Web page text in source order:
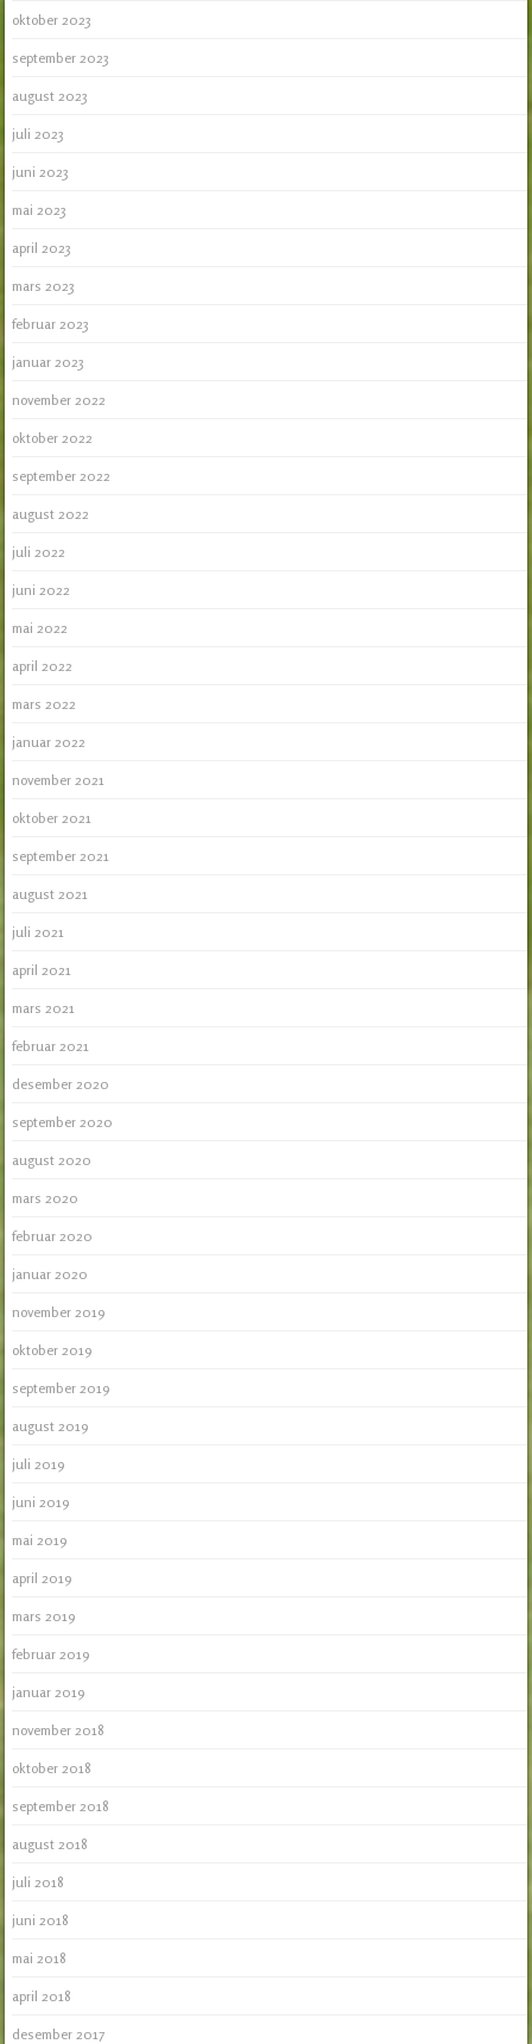
oktober 2023
september 2023
august 2023
juli 2023
juni 2023
mai 2023
april 2023
mars 2023
februar 2023
januar 2023
november 2022
oktober 2022
september 2022
august 2022
juli 2022
juni 2022
mai 2022
april 2022
mars 2022
januar 2022
november 2021
oktober 2021
september 2021
august 2021
juli 2021
april 2021
mars 2021
februar 2021
desember 2020
september 2020
august 2020
mars 2020
februar 2020
januar 2020
november 2019
oktober 2019
september 2019
august 2019
juli 2019
juni 2019
mai 2019
april 2019
mars 2019
februar 2019
januar 2019
november 2018
oktober 2018
september 2018
august 2018
juli 2018
juni 2018
mai 2018
april 2018
desember 2017